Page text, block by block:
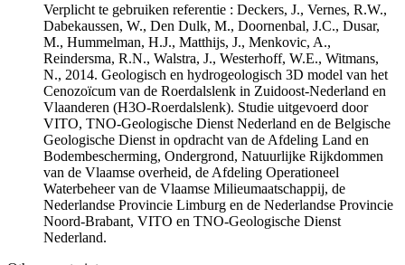
Verplicht te gebruiken referentie : Deckers, J., Vernes, R.W.,
Dabekaussen, W., Den Dulk, M., Doornenbal, J.C., Dusar,
M., Hummelman, H.J., Matthijs, J., Menkovic, A.,
Reindersma, R.N., Walstra, J., Westerhoff, W.E., Witmans,
N., 2014. Geologisch en hydrogeologisch 3D model van het
Cenozoïcum van de Roerdalslenk in Zuidoost-Nederland en
Vlaanderen (H3O-Roerdalslenk). Studie uitgevoerd door
VITO, TNO-Geologische Dienst Nederland en de Belgische
Geologische Dienst in opdracht van de Afdeling Land en
Bodembescherming, Ondergrond, Natuurlijke Rijkdommen
van de Vlaamse overheid, de Afdeling Operationeel
Waterbeheer van de Vlaamse Milieumaatschappij, de
Nederlandse Provincie Limburg en de Nederlandse Provincie
Noord-Brabant, VITO en TNO-Geologische Dienst
Nederland.